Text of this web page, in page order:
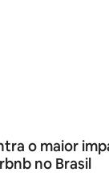
o maior
no Brasil